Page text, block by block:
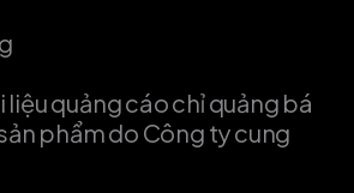
liệu quảng cáo chỉ quảng bá
phẩm do Công ty cung